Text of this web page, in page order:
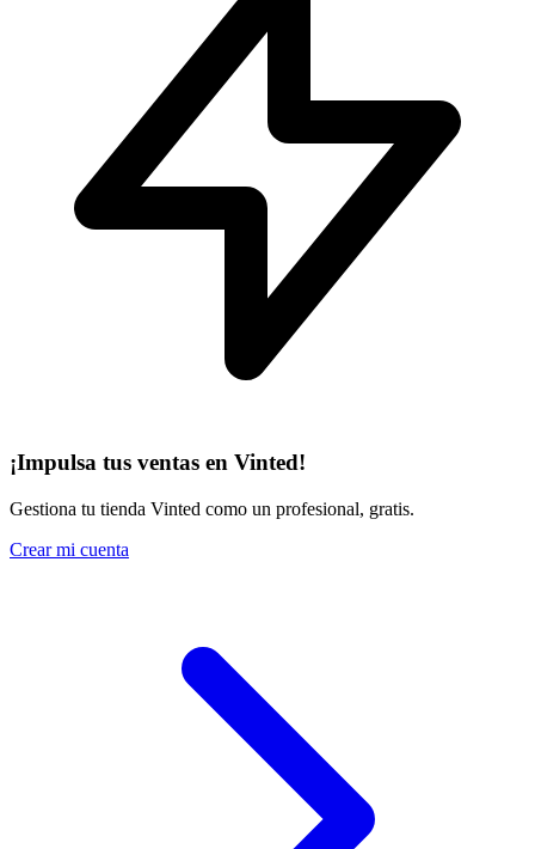
¡Impulsa tus ventas en Vinted!
Gestiona tu tienda Vinted como un profesional, gratis.
Crear mi cuenta